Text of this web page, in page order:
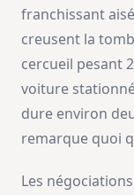
franchissant
creusent la
cercueil pesant
voiture
dure environ
remarque quoi
Les